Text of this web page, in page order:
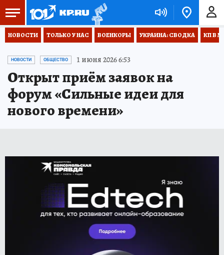
НОВОСТИ ТОЛЬКО У НАС ВОЕНКОРЫ УКРАИНА: СВОДКА КП В
НОВОСТИ ОБЩЕСТВО 1 июня 2026 6:53
Открыт приём заявок на
форум «Сильные идеи для
нового времени»